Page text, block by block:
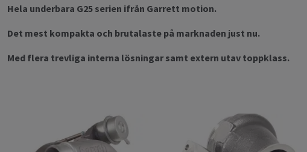
Hela underbara G25 serien ifrån Garrett motion.
Det mest kompakta och brutalaste på marknaden just nu.
Med flera trevliga interna lösningar samt extern utav toppklass.